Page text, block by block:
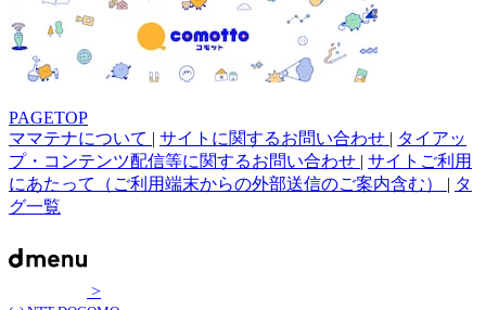
PAGETOP
ママテナについて | サイトに関するお問い合わせ | タイアッ
プ・コンテンツ配信等に関するお問い合わせ | サイトご利用
にあたって（ご利用端末からの外部送信のご案内含む） | タ
グ一覧
>